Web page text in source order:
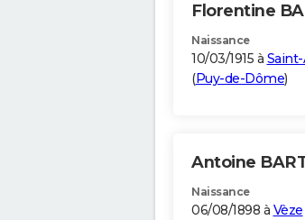
Florentine
Naissance
10/03/1915 à
(Puy-de-Dôme)
Antoine
Naissance
06/08/1898 à Vèze